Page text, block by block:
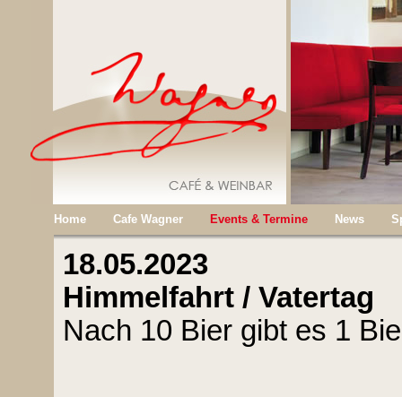
Home Cafe Wagner Events & Termine News
18.05.2023
Himmelfahrt / Vatertag
Nach 10 Bier gibt es 1